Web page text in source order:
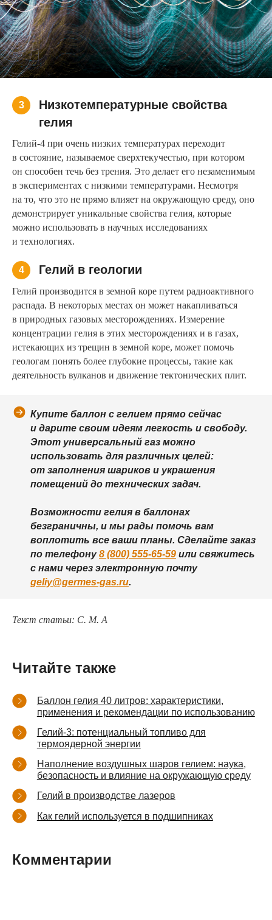
3
Низкотемпературные свойства
гелия
Гелий-4 при очень низких температурах переходит
в состояние, называемое сверхтекучестью, при котором
он способен течь без трения. Это делает его незаменимым
в экспериментах с низкими температурами. Несмотря
на то, что это не прямо влияет на окружающую среду, оно
демонстрирует уникальные свойства гелия, которые
можно использовать в научных исследованиях
и технологиях.
4 Гелий в геологии
Гелий производится в земной коре путем радиоактивного
распада. В некоторых местах он может накапливаться
в природных газовых месторождениях. Измерение
концентрации гелия в этих месторождениях и в газах,
истекающих из трещин в земной коре, может помочь
геологам понять более глубокие процессы, такие как
деятельность вулканов и движение тектонических плит.
Купите баллон с гелием прямо сейчас
и дарите своим идеям легкость и свободу.
Этот универсальный газ можно
использовать для различных целей:
от заполнения шариков и украшения
помещений до технических задач.
Возможности гелия в баллонах
безграничны, и мы рады помочь вам
воплотить все ваши планы. Сделайте заказ
по телефону8 (800) 555-65-59 или свяжитесь
с нами через электронную почту
geliy@germes-gas.ru.
Текст статьи: С. М. А
Читайте также
Баллон гелия 40 литров: характеристики,
применения и рекомендации по использованию
Гелий-3: потенциальный топливо для
термоядерной энергии
Наполнение воздушных шаров гелием: наука,
безопасность и влияние на окружающую среду
Гелий в производстве лазеров
Как гелий используется в подшипниках
Комментарии